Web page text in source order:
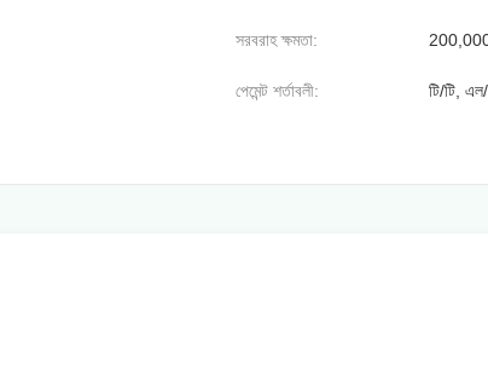
সরবরাহ ক্ষমতা:
পেমেন্ট শর্তাবলী: টি/টি,